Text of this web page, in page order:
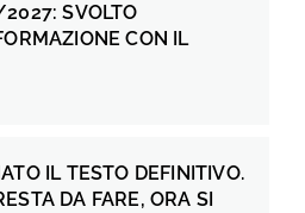
SVOLTO
CON IL
IL TESTO DEFINITIVO.
DA FARE, ORA SI